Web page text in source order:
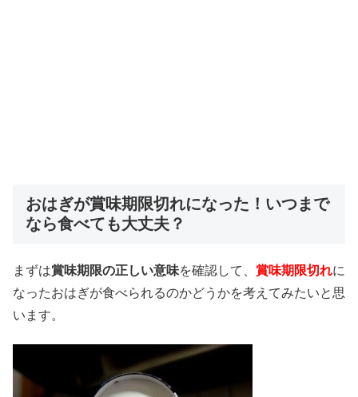
おはぎが賞味期限切れになった！いつまで
なら食べても大丈夫？
まずは賞味期限の正しい意味を確認して、 賞味期限切れに
なったおはぎが食べられるのかどうかを考えてみたいと思
います。